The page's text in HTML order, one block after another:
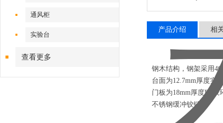
通风柜
实验台
查看更多
产品介绍 相
钢木结构，钢架采用
台面为12.7mm厚度实
门板为18mm厚度E1
不锈钢缓冲铰链。